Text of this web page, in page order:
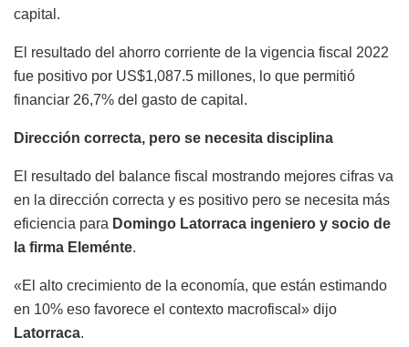
capital.
El resultado del ahorro corriente de la vigencia fiscal 2022
fue positivo por US$1,087.5 millones, lo que permitió
financiar 26,7% del gasto de capital.
Dirección correcta, pero se necesita disciplina
El resultado del balance fiscal mostrando mejores cifras va
en la dirección correcta y es positivo pero se necesita más
eficiencia para Domingo Latorraca ingeniero y socio de
la firma Eleménte.
«El alto crecimiento de la economía, que están estimando
en 10% eso favorece el contexto macrofiscal» dijo
Latorraca.